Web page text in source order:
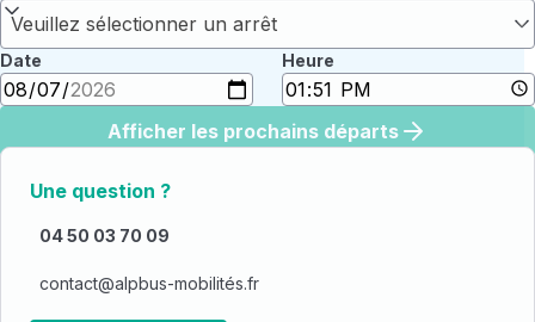
Veuillez sélectionner un arrêt
Date Heure
Afficher les prochains départs
Une question ?
04 50 03 70 09
contact@alpbus-mobilités.fr